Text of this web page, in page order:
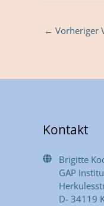
← Vorheriger
Kontakt
Brigitte
GAP
D- 34119